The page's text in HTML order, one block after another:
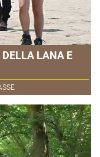
LANA E